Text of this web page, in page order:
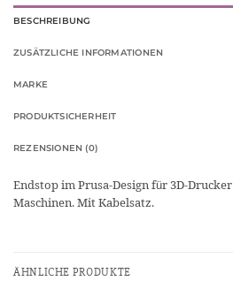
BESCHREIBUNG
ZUSÄTZLICHE INFORMATIONEN
MARKE
PRODUKTSICHERHEIT
REZENSIONEN (0)
Endstop im Prusa-Design für 3D-
Maschinen. Mit Kabelsatz.
ÄHNLICHE PRODUKTE